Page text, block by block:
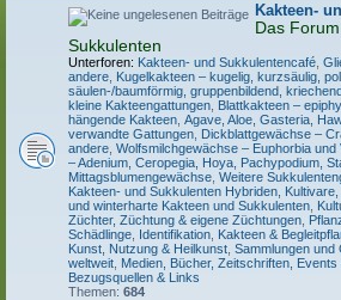
Kakteen-
Das
Sukkulenten
Unterforen: Kakteen- und Sukkulentencafé
andere Kugelkakteen – kugelig, kurzsäulig,
säulen-/baumförmig, gruppenbildend,
kleine Kakteengattungen Blattkakteen –
hängende Kakteen Agave, Aloe, Gasteria,
verwandte Gattungen Dickblattgewächse –
andere Wolfsmilchgewächse – Euphorbia und
– Adenium, Ceropegia, Hoya, Pachypodium,
Mittagsblumengewächse Weitere
Kakteen- und Sukkulenten Hybriden,
und winterharte Kakteen und Sukkulenten
Züchter, Züchtung & eigene Züchtungen
Schädlinge Identifikation Kakteen &
Kunst, Nutzung & Heilkunst Sammlungen und
weltweit Medien, Bücher, Zeitschriften, Events
Bezugsquellen & Links
Themen: 684